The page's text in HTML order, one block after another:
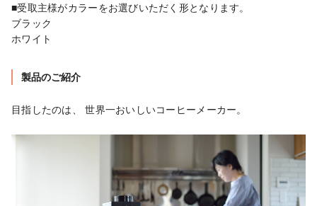
■受取主様がカラーをお選びいただく形となります。
ブラック
ホワイト
製品のご紹介
目指したのは、 世界一おいしいコーヒーメーカー。